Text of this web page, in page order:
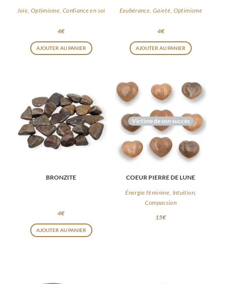
la
produit
Joie, Optimisme, Confiance en soi
4€
AJOUTER AU PANIER
Exubérance, Gaieté, Optimisme
4€
AJOUTER AU PANIER
BRONZITE
4€
AJOUTER AU PANIER
Victime de son succès
COEUR PIERRE DE LUNE
Énergie féminine, Intuition,
Compassion
15€